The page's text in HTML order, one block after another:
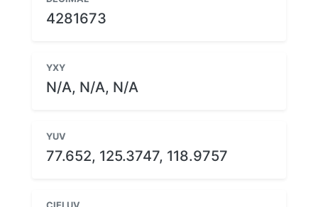
4281673
YXY
N/A, N/A, N/A
YUV
77.652, 125.3747, 118.9757
CIELUV